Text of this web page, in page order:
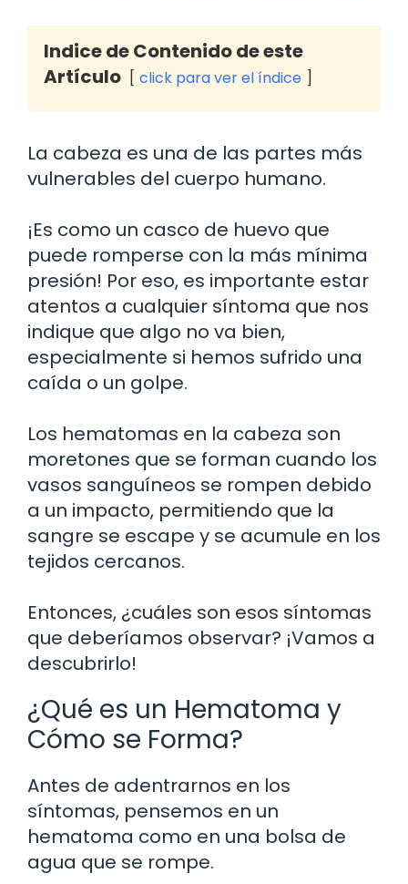
Indice de Contenido de este
Artículo
click para ver el índice
La cabeza es una de las partes más
vulnerables del cuerpo humano.
¡Es como un casco de huevo que
puede romperse con la más mínima
presión! Por eso, es importante estar
atentos a cualquier síntoma que nos
indique que algo no va bien,
especialmente si hemos sufrido una
caída o un golpe.
Los hematomas en la cabeza son
moretones que se forman cuando los
vasos sanguíneos se rompen debido
a un impacto, permitiendo que la
sangre se escape y se acumule en los
tejidos cercanos.
Entonces, ¿cuáles son esos síntomas
que deberíamos observar? ¡Vamos a
descubrirlo!
¿Qué es un Hematoma y
Cómo se Forma?
Antes de adentrarnos en los
síntomas, pensemos en un
hematoma como en una bolsa de
agua que se rompe.